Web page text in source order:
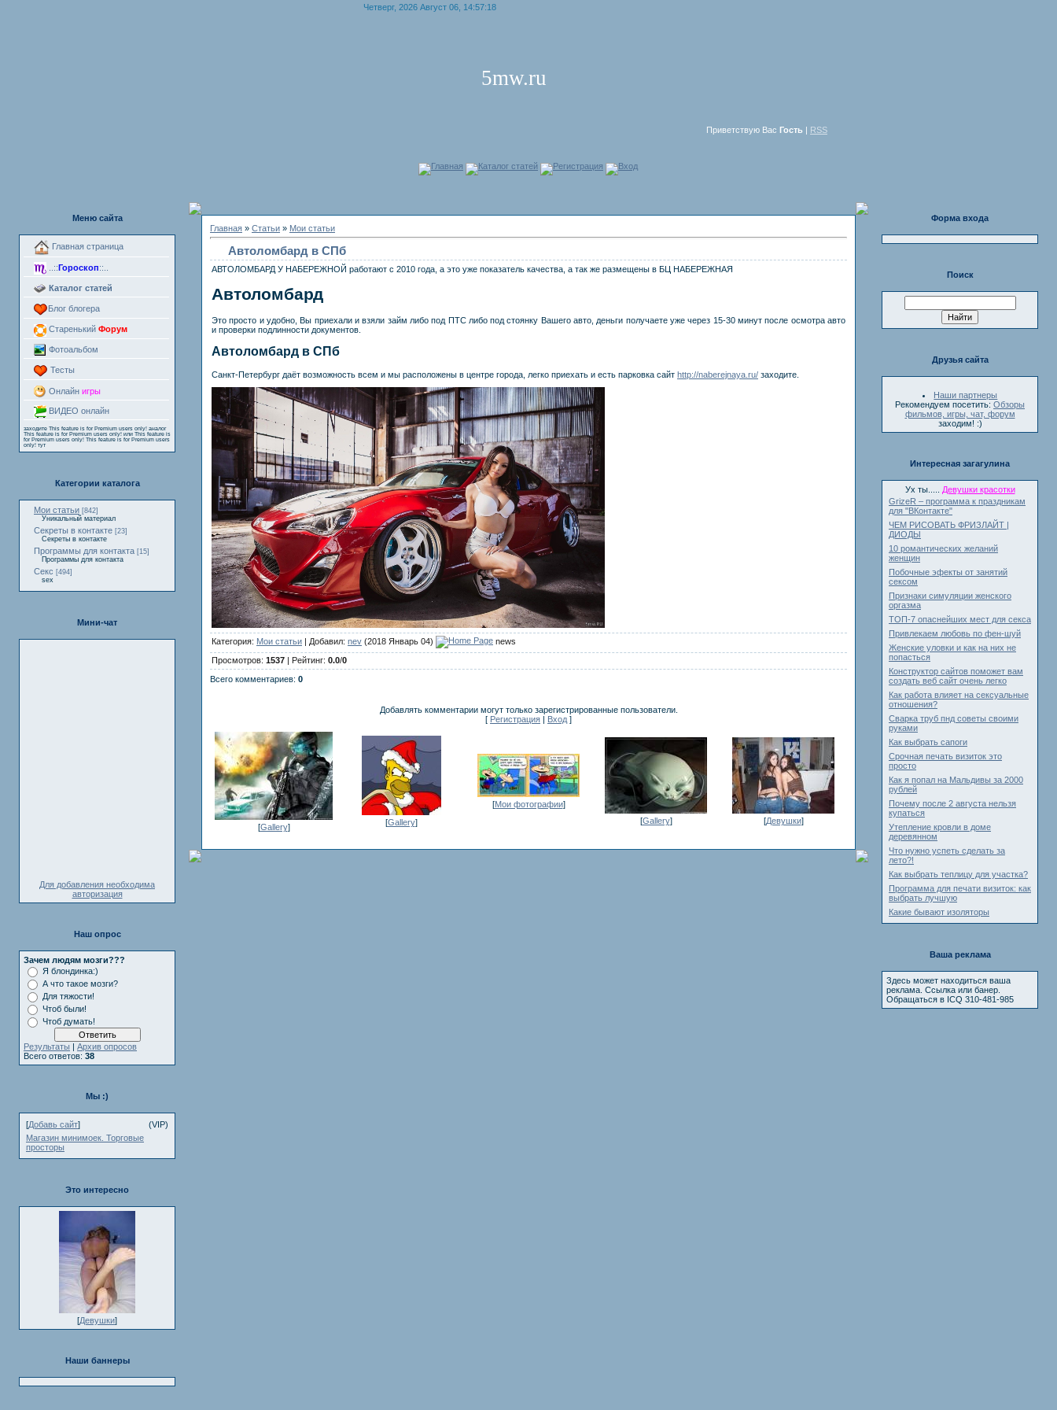
Четверг, 2026 Август 06, 14:57:18
5mw.ru
Приветствую Вас Гость | RSS
Главная Каталог статей Регистрация Вход
Меню сайта
Главная страница
..:: Гороскоп::..
Каталог статей
Блог блогера
Старенький Форум
Фотоальбом
Тесты
Онлайн игры
ВИДЕО онлайн
заходите This feature is for Premium users only! аналог
This feature is for Premium users only! или This feature is
for Premium users only! This feature is for Premium users
only! тут
Категории каталога
Мои статьи [842]
Уникальный материал
Секреты в контакте [23]
Секреты в контакте
Программы для контакта [15]
Программы для контакта
Секс [494]
sex
Мини-чат
Для добавления необходима
авторизация
Наш опрос
Зачем людям мозги???
Я блондинка:)
А что такое мозги?
Для тяжости!
Чтоб были!
Чтоб думать!
Результаты | Архив опросов
Всего ответов: 38
Мы :)
[Добавь сайт]
(VIP)
Магазин минимоек. Торговые
просторы
Это интересно
[Девушки]
Наши баннеры
Главная » Статьи » Мои статьи
Автоломбард в СПб
АВТОЛОМБАРД У НАБЕРЕЖНОЙ работают с 2010 года, а это уже показатель качества, а так же размещены в БЦ НАБЕРЕЖНАЯ
Автоломбард
Это просто и удобно, Вы приехали и взяли займ либо под ПТС либо под стоянку Вашего авто, деньги получаете уже через 15-30 минут после осмотра авто
и проверки подлинности документов.
Автоломбард в СПб
Санкт-Петербург даёт возможность всем и мы расположены в центре города, легко приехать и есть парковка сайт http://naberejnaya.ru/ заходите.
Категория: Мои статьи | Добавил: nev (2018 Январь 04) news
Просмотров: 1537 | Рейтинг: 0.0/0
Всего комментариев: 0
Добавлять комментарии могут только зарегистрированные пользователи.
[ Регистрация | Вход ]
[Gallery] [Gallery]
[Мои фотографии]
[Gallery] [Девушки]
Форма входа
Поиск
Друзья сайта
Наши партнеры
Рекомендуем посетить: Обзоры
фильмов, игры, чат, форум
заходим! :)
Интересная загагулина
Ух ты.....
Девушки красотки
GrizeR – программа к праздникам
для "ВКонтакте"
ЧЕМ РИСОВАТЬ ФРИЗЛАЙТ |
ДИОДЫ
10 романтических желаний
женщин
Побочные эфекты от занятий
сексом
Признаки симуляции женского
оргазма
ТОП-7 опаснейших мест для секса
Привлекаем любовь по фен-шуй
Женские уловки и как на них не
попасться
Конструктор сайтов поможет вам
создать веб сайт очень легко
Как работа влияет на сексуальные
отношения?
Сварка труб пнд советы своими
руками
Как выбрать сапоги
Срочная печать визиток это
просто
Как я попал на Мальдивы за 2000
рублей
Почему после 2 августа нельзя
купаться
Утепление кровли в доме
деревянном
Что нужно успеть сделать за
лето?!
Как выбрать теплицу для участка?
Программа для печати визиток: как
выбрать лучшую
Какие бывают изоляторы
Ваша реклама
Здесь может находиться ваша
реклама. Ссылка или банер.
Обращаться в ICQ 310-481-985